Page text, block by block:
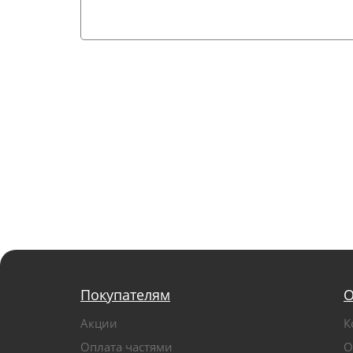
Покупателям
Акции
Оплата частями